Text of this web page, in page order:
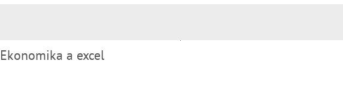
Ekonomika a excel